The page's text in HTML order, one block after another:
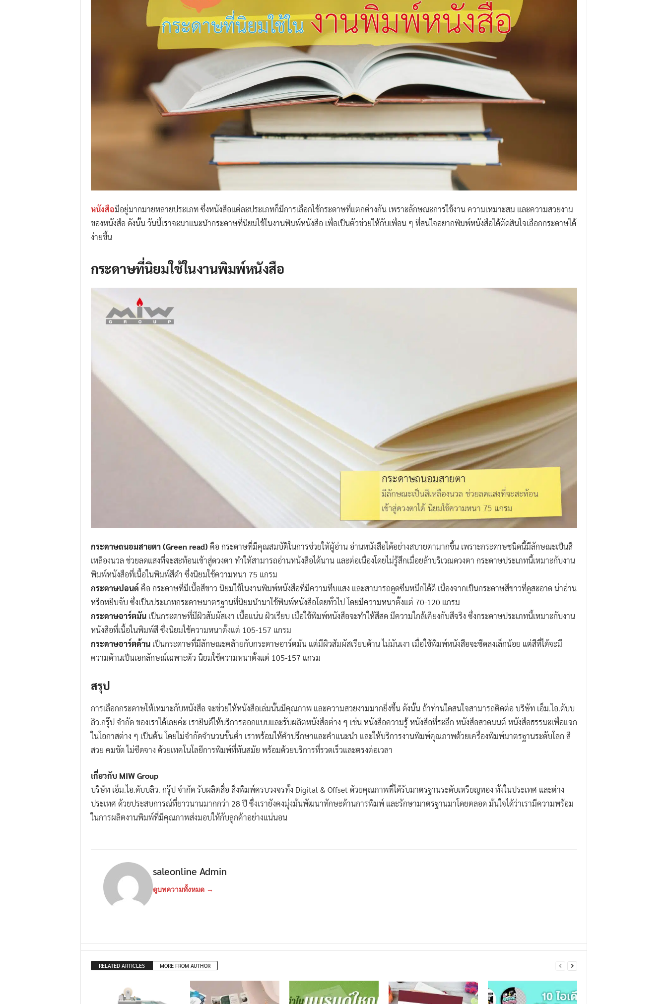
หนังสือมีอยู่มากมายหลายประเภท ซึ่งหนังสือแต่ละประเภทก็มีการเลือกใช้กระดาษที่แตกต่างกัน เพราะลักษณะการใช้งาน ความเหมาะสม และความสวยงาม
ของหนังสือ ดังนั้น วันนี้เราจะมาแนะนำกระดาษที่นิยมใช้ในงานพิมพ์หนังสือ เพื่อเป็นตัวช่วยให้กับเพื่อน ๆ ที่สนใจอยากพิมพ์หนังสือได้ตัดสินใจเลือกกระดาษได้
ง่ายขึ้น
กระดาษที่นิยมใช้ในงานพิมพ์หนังสือ
กระดาษถนอมสายตา (Green read) คือ กระดาษที่มีคุณสมบัติในการช่วยให้ผู้อ่าน อ่านหนังสือได้อย่างสบายตามากขึ้น เพราะกระดาษชนิดนี้มีลักษณะเป็นสี
เหลืองนวล ช่วยลดแสงที่จะสะท้อนเข้าสู่ดวงตา ทำให้สามารถอ่านหนังสือได้นาน และต่อเนื่องโดยไม่รู้สึกเมื่อยล้าบริเวณดวงตา กระดาษประเภทนี้เหมาะกับงาน
พิมพ์หนังสือที่เนื้อในพิมพ์สีดำ ซึ่งนิยมใช้ความหนา 75 แกรม
กระดาษปอนด์ คือ กระดาษที่มีเนื้อสีขาว นิยมใช้ในงานพิมพ์หนังสือที่มีความทึบแสง และสามารถดูดซึมหมึกได้ดี เนื่องจากเป็นกระดาษสีขาวที่ดูสะอาด น่าอ่าน
หรือหยิบจับ ซึ่งเป็นประเภทกระดาษมาตรฐานที่นิยมนำมาใช้พิมพ์หนังสือโดยทั่วไป โดยมีความหนาตั้งแต่ 70-120 แกรม
กระดาษอาร์ตมันเป็นกระดาษที่มีผิวสัมผัสเงา เนื้อแน่น ผิวเรียบ เมื่อใช้พิมพ์หนังสือจะทำให้สีสด มีความใกล้เคียงกับสีจริง ซึ่งกระดาษประเภทนี้เหมาะกับงาน
หนังสือที่เนื้อในพิมพ์สี ซึ่งนิยมใช้ความหนาตั้งแต่ 105-157 แกรม
กระดาษอาร์ตด้านเป็นกระดาษที่มีลักษณะคล้ายกับกระดาษอาร์ตมัน แต่มีผิวสัมผัสเรียบด้าน ไม่มันเงา เมื่อใช้พิมพ์หนังสือจะซีดลงเล็กน้อย แต่สีที่ได้จะมี
ความด้านเป็นเอกลักษณ์เฉพาะตัว นิยมใช้ความหนาตั้งแต่ 105-157 แกรม
สรุป
การเลือกกระดาษให้เหมาะกับหนังสือ จะช่วยให้หนังสือเล่มนั้นมีคุณภาพ และความสวยงามมากยิ่งขึ้น ดังนั้น ถ้าท่านใดสนใจสามารถติดต่อ บริษัท เอ็ม.ไอ.ดับบ
ลิว.กรุ๊ป จำกัด ของเราได้เลยค่ะ เรายินดีให้บริการออกแบบและรับผลิตหนังสือต่าง ๆ เช่น หนังสือความรู้ หนังสือที่ระลึก หนังสือสวดมนต์ หนังสือธรรมะเพื่อแจก
ในโอกาสต่าง ๆ เป็นต้น โดยไม่จำกัดจำนวนขั้นต่ำ เราพร้อมให้คำปรึกษาและคำแนะนำ และให้บริการงานพิมพ์คุณภาพด้วยเครื่องพิมพ์มาตรฐานระดับโลก สี
สวย คมชัด ไม่ซีดจาง ด้วยเทคโนโลยีการพิมพ์ที่ทันสมัย พร้อมด้วยบริการที่รวดเร็วและตรงต่อเวลา
เกี่ยวกับ MIW Group
บริษัท เอ็ม.ไอ.ดับบลิว. กรุ๊ป จำกัด รับผลิตสื่อ สิ่งพิมพ์ครบวงจรทั้ง Digital & Offset ด้วยคุณภาพที่ได้รับมาตรฐานระดับเหรียญทอง ทั้งในประเทศ และต่าง
ประเทศ ด้วยประสบการณ์ที่ยาวนานมากกว่า 28 ปี ซึ่งเรายังคงมุ่งมั่นพัฒนาทักษะด้านการพิมพ์ และรักษามาตรฐานมาโดยตลอด มั่นใจได้ว่าเรามีความพร้อม
ในการผลิตงานพิมพ์ที่มีคุณภาพส่งมอบให้กับลูกค้าอย่างแน่นอน
saleonline Admin
ดูบทความทั้งหมด →
RELATED ARTICLES MORE FROM AUTHOR